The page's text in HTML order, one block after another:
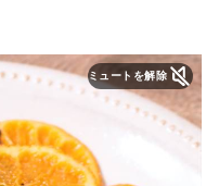
ミュートを解除